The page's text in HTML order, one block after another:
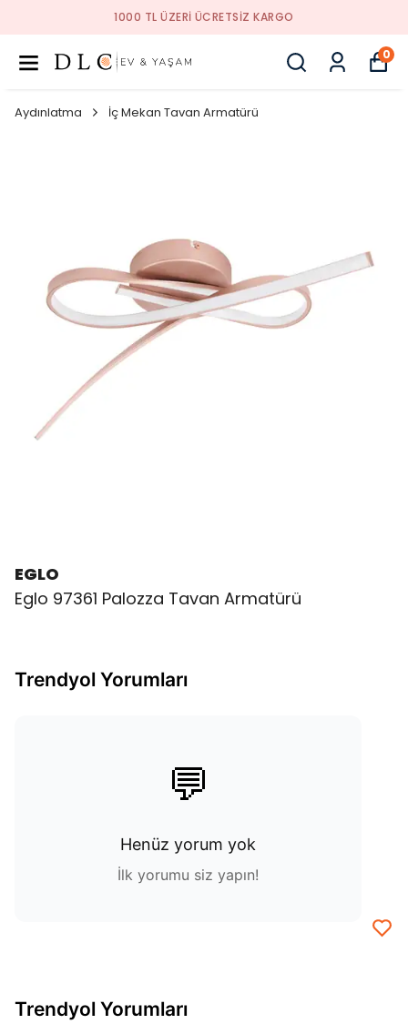
0
Aydınlatma İç Mekan Tavan Armatürü
EGLO
Eglo 97361 Palozza Tavan Armatürü
Trendyol Yorumları
💬
Henüz yorum yok
İlk yorumu siz yapın!
Trendyol Yorumları